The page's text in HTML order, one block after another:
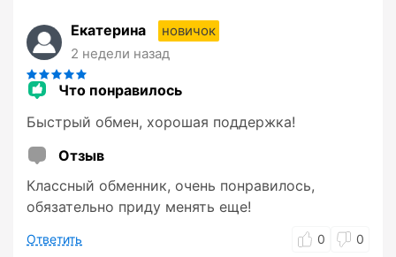
Екатерина
новичок
2 недели назад
Что понравилось
Быстрый обмен, хорошая поддержка!
Отзыв
Классный обменник, очень понравилось,
обязательно приду менять еще!
Ответить 0 0